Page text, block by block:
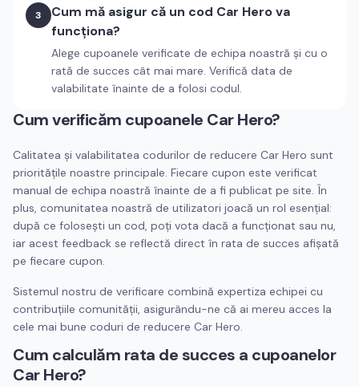
3
Cum mă asigur că un cod Car Hero va
funcționa?
Alege cupoanele verificate de echipa noastră și cu o
rată de succes cât mai mare. Verifică data de
valabilitate înainte de a folosi codul.
Cum verificăm cupoanele Car Hero?
Calitatea și valabilitatea codurilor de reducere Car Hero sunt
prioritățile noastre principale. Fiecare cupon este verificat
manual de echipa noastră înainte de a fi publicat pe site. În
plus, comunitatea noastră de utilizatori joacă un rol esențial:
după ce folosești un cod, poți vota dacă a funcționat sau nu,
iar acest feedback se reflectă direct în rata de succes afișată
pe fiecare cupon.
Sistemul nostru de verificare combină expertiza echipei cu
contribuțiile comunității, asigurându-ne că ai mereu acces la
cele mai bune coduri de reducere Car Hero.
Cum calculăm rata de succes a cupoanelor
Car Hero?